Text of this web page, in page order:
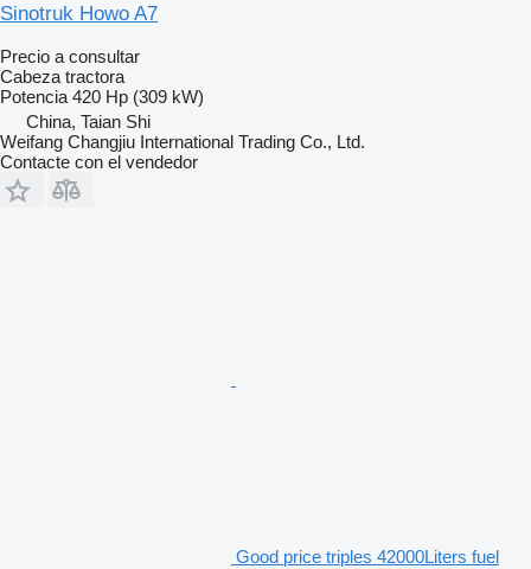
Sinotruk Howo A7
Precio a consultar
Cabeza tractora
Potencia 420 Hp (309 kW)
China, Taian Shi
Weifang Changjiu International Trading Co., Ltd.
Contacte con el vendedor
Good price triples 42000Liters fuel